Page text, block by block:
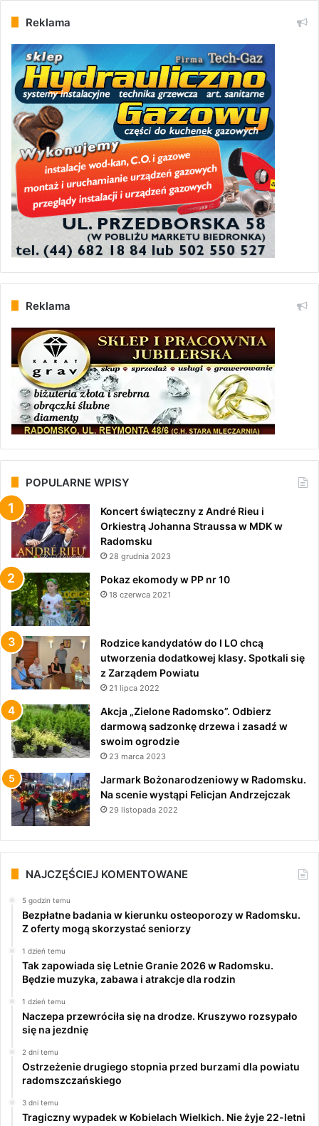
Reklama
Reklama
POPULARNE WPISY
Koncert świąteczny z André Rieu i
Orkiestrą Johanna Straussa w MDK w
Radomsku
28 grudnia 2023
Pokaz ekomody w PP nr 10
18 czerwca 2021
Rodzice kandydatów do I LO chcą
utworzenia dodatkowej klasy. Spotkali się
z Zarządem Powiatu
21 lipca 2022
Akcja „Zielone Radomsko”. Odbierz
darmową sadzonkę drzewa i zasadź w
swoim ogrodzie
23 marca 2023
Jarmark Bożonarodzeniowy w Radomsku.
Na scenie wystąpi Felicjan Andrzejczak
29 listopada 2022
NAJCZĘŚCIEJ KOMENTOWANE
5 godzin temu
Bezpłatne badania w kierunku osteoporozy w Radomsku.
Z oferty mogą skorzystać seniorzy
1 dzień temu
Tak zapowiada się Letnie Granie 2026 w Radomsku.
Będzie muzyka, zabawa i atrakcje dla rodzin
1 dzień temu
Naczepa przewróciła się na drodze. Kruszywo rozsypało
się na jezdnię
2 dni temu
Ostrzeżenie drugiego stopnia przed burzami dla powiatu
radomszczańskiego
3 dni temu
Tragiczny wypadek w Kobielach Wielkich. Nie żyje 22-letni